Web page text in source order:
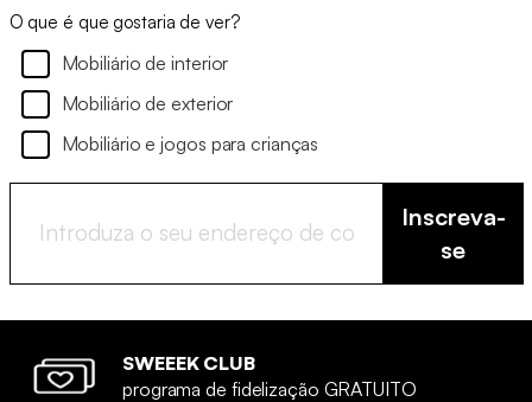
O que é que gostaria de ver?
Mobiliário de interior
Mobiliário de exterior
Mobiliário e jogos para crianças
Inscreva-
se
SWEEEK CLUB
programa de fidelização GRATUITO